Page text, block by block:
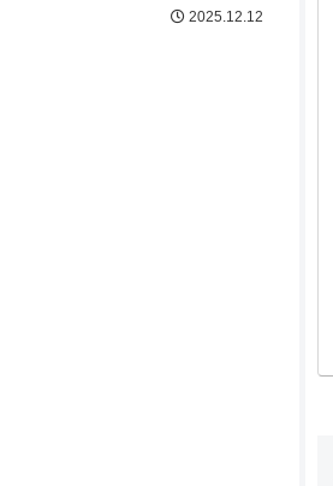
2025.12.12